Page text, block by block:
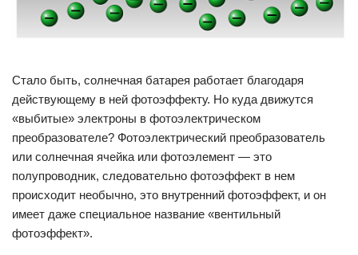
Стало быть, солнечная батарея работает благодаря
действующему в ней фотоэффекту. Но куда движутся
«выбитые» электроны в фотоэлектрическом
преобразователе? Фотоэлектрический преобразователь
или солнечная ячейка или фотоэлемент — это
полупроводник, следовательно фотоэффект в нем
происходит необычно, это внутренний фотоэффект, и он
имеет даже специальное название «вентильный
фотоэффект».